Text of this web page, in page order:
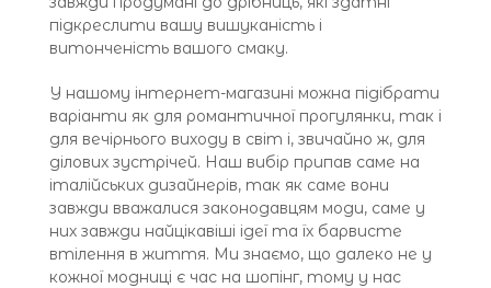
підкреслити вашу вишуканість і
витонченість вашого смаку.
У нашому інтернет-магазині можна підібрати
варіанти як для романтичної прогулянки, так і
для вечірнього виходу в світ і, звичайно ж, для
ділових зустрічей. Наш вибір припав саме на
італійських дизайнерів, так як саме вони
завжди вважалися законодавцям моди, саме у
них завжди найцікавіші ідеї та їх барвисте
втілення в життя. Ми знаємо, що далеко не у
кожної модниці є час на шопінг, тому у нас